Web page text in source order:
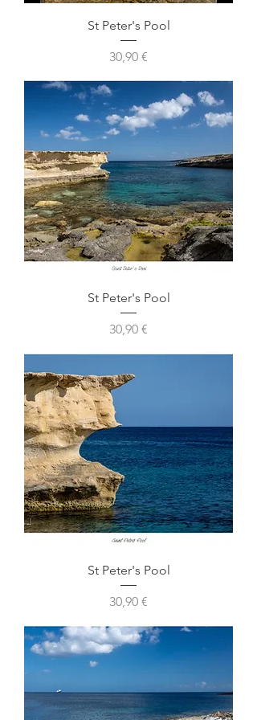
St Peter's Pool
Prix
30,90 €
St Peter's Pool
Prix
30,90 €
St Peter's Pool
Prix
30,90 €